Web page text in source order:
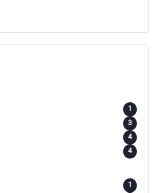
1
3
4
4
1